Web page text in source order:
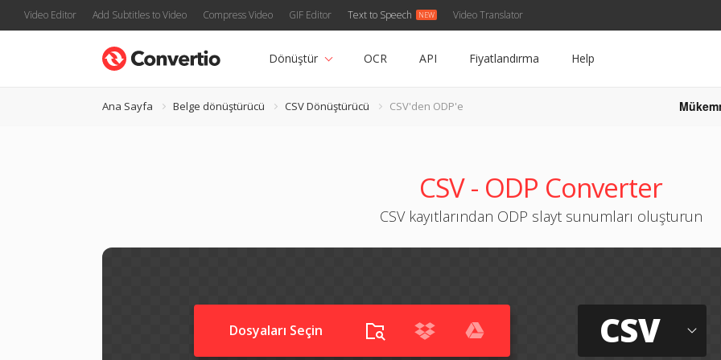
Video Editor Add Subtitles to Video Compress Video GIF Editor Text to Speech Video Translator
Dönüştür OCR API Fiyatlandırma Help
Ana Sayfa Belge dönüştürücü CSV Dönüştürücü CSV'den ODP'e
CSV - ODP Converter
CSV kayıtlarından ODP slayt sunumları oluşturun
Dosyaları Seçin CSV